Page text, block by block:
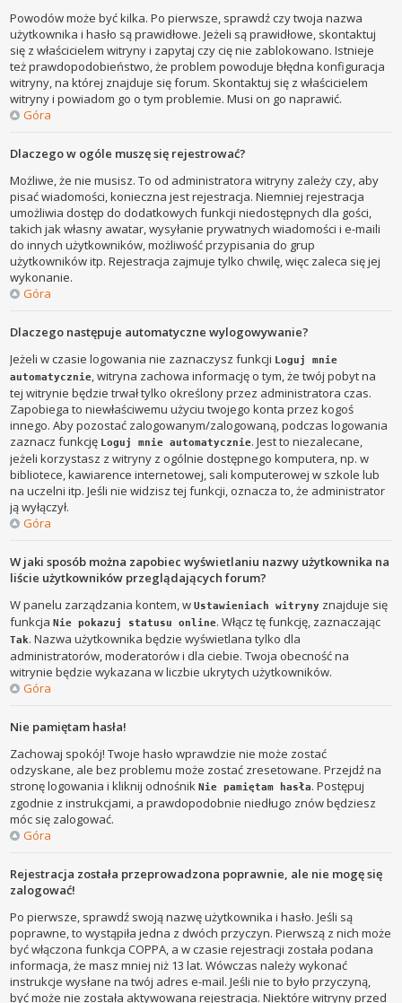
Powodów może być kilka. Po pierwsze, sprawdź czy twoja nazwa
użytkownika i hasło są prawidłowe. Jeżeli są prawidłowe, skontaktuj
się z właścicielem witryny i zapytaj czy cię nie zablokowano. Istnieje
też prawdopodobieństwo, że problem powoduje błędna konfiguracja
witryny, na której znajduje się forum. Skontaktuj się z właścicielem
witryny i powiadom go o tym problemie. Musi on go naprawić.
Góra
Dlaczego w ogóle muszę się rejestrować?
Możliwe, że nie musisz. To od administratora witryny zależy czy, aby
pisać wiadomości, konieczna jest rejestracja. Niemniej rejestracja
umożliwia dostęp do dodatkowych funkcji niedostępnych dla gości,
takich jak własny awatar, wysyłanie prywatnych wiadomości i e-maili
do innych użytkowników, możliwość przypisania do grup
użytkowników itp. Rejestracja zajmuje tylko chwilę, więc zaleca się jej
wykonanie.
Góra
Dlaczego następuje automatyczne wylogowywanie?
Jeżeli w czasie logowania nie zaznaczysz funkcji Loguj mnie
automatycznie, witryna zachowa informację o tym, że twój pobyt na
tej witrynie będzie trwał tylko określony przez administratora czas.
Zapobiega to niewłaściwemu użyciu twojego konta przez kogoś
innego. Aby pozostać zalogowanym/zalogowaną, podczas logowania
zaznacz funkcję Loguj mnie automatycznie. Jest to niezalecane,
jeżeli korzystasz z witryny z ogólnie dostępnego komputera, np. w
bibliotece, kawiarence internetowej, sali komputerowej w szkole lub
na uczelni itp. Jeśli nie widzisz tej funkcji, oznacza to, że administrator
ją wyłączył.
Góra
W jaki sposób można zapobiec wyświetlaniu nazwy użytkownika na
liście użytkowników przeglądających forum?
W panelu zarządzania kontem, wUstawieniach witryny znajduje się
funkcjaNie pokazuj statusu online. Włącz tę funkcję, zaznaczając
Tak. Nazwa użytkownika będzie wyświetlana tylko dla
administratorów, moderatorów i dla ciebie. Twoja obecność na
witrynie będzie wykazana w liczbie ukrytych użytkowników.
Góra
Nie pamiętam hasła!
Zachowaj spokój! Twoje hasło wprawdzie nie może zostać
odzyskane, ale bez problemu może zostać zresetowane. Przejdź na
stronę logowania i kliknij odnośnikNie pamiętam hasła. Postępuj
zgodnie z instrukcjami, a prawdopodobnie niedługo znów będziesz
móc się zalogować.
Góra
Rejestracja została przeprowadzona poprawnie, ale nie mogę się
zalogować!
Po pierwsze, sprawdź swoją nazwę użytkownika i hasło. Jeśli są
poprawne, to wystąpiła jedna z dwóch przyczyn. Pierwszą z nich może
być włączona funkcja COPPA, a w czasie rejestracji została podana
informacja, że masz mniej niż 13 lat. Wówczas należy wykonać
instrukcje wysłane na twój adres e-mail. Jeśli nie to było przyczyną,
być może nie została aktywowana rejestracja. Niektóre witryny przed